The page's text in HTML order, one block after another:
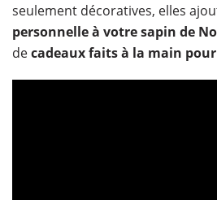
seulement décoratives, elles
personnelle à votre sapin de
decadeaux faits à la main